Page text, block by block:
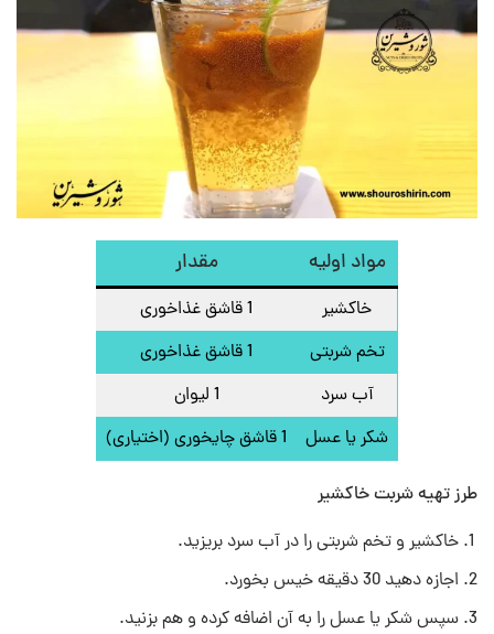
مواد اولیه مقدار
خاکشیر
1 قاشق غذاخوری
تخم شربتی
1 قاشق غذاخوری
آب سرد
1 لیوان
شکر یا عسل
1 قاشق چایخوری (اختیاری)
طرز تهیه شربت خاکشیر
خاکشیر و تخم شربتی را در آب سرد بریزید.
اجازه دهید 30 دقیقه خیس بخورد.
سپس شکر یا عسل را به آن اضافه کرده و هم بزنید.